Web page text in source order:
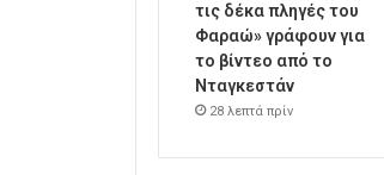
τις δέκα πληγές του
Φαραώ» γράφουν για
το βίντεο από το
Νταγκεστάν
28 λεπτά πρίν